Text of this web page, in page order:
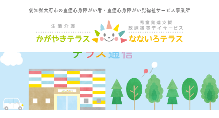
愛知県大府市の重症心身障がい者・重症心身障がい児福祉サービス事業所